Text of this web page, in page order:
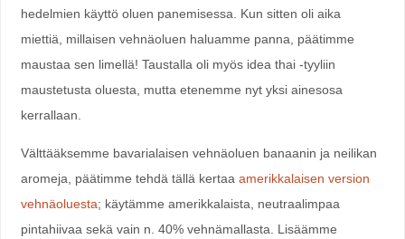
hedelmien käyttö oluen panemisessa. Kun sitten oli aika
miettiä, millaisen vehnäoluen haluamme panna, päätimme
maustaa sen limellä! Taustalla oli myös idea thai -tyyliin
maustetusta oluesta, mutta etenemme nyt yksi ainesosa
kerrallaan.
Välttääksemme bavarialaisen vehnäoluen banaanin ja neilikan
aromeja, päätimme tehdä tällä kertaa amerikkalaisen version
vehnäoluesta; käytämme amerikkalaista, neutraalimpaa
pintahiivaa sekä vain n. 40% vehnämallasta. Lisäämme